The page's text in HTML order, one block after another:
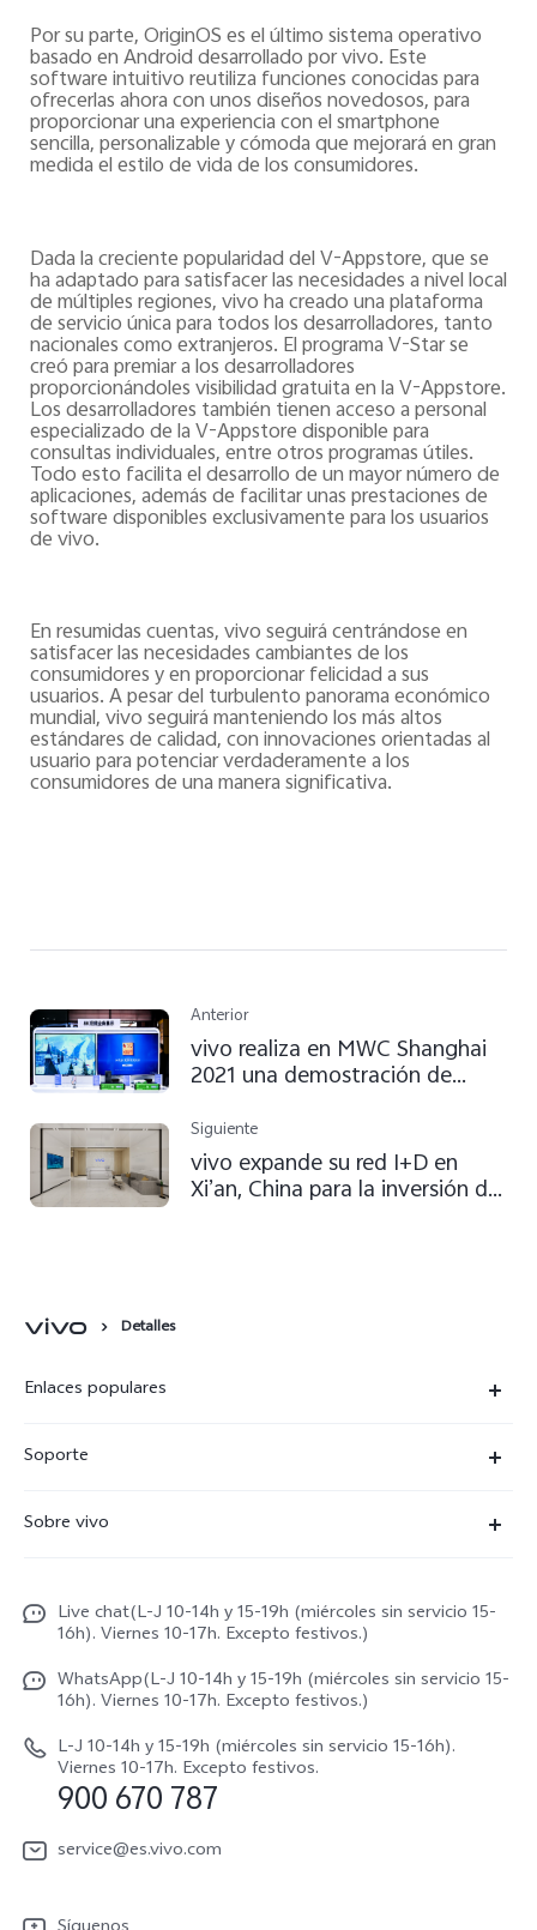
Por su parte, OriginOS es el último sistema operativo
basado en Android desarrollado por vivo. Este
software intuitivo reutiliza funciones conocidas para
ofrecerlas ahora con unos diseños novedosos, para
proporcionar una experiencia con el smartphone
sencilla, personalizable y cómoda que mejorará en gran
medida el estilo de vida de los consumidores.
Dada la creciente popularidad del V-Appstore, que se
ha adaptado para satisfacer las necesidades a nivel local
de múltiples regiones, vivo ha creado una plataforma
de servicio única para todos los desarrolladores, tanto
nacionales como extranjeros. El programa V-Star se
creó para premiar a los desarrolladores
proporcionándoles visibilidad gratuita en la V-Appstore.
Los desarrolladores también tienen acceso a personal
especializado de la V-Appstore disponible para
consultas individuales, entre otros programas útiles.
Todo esto facilita el desarrollo de un mayor número de
aplicaciones, además de facilitar unas prestaciones de
software disponibles exclusivamente para los usuarios
de vivo.
En resumidas cuentas, vivo seguirá centrándose en
satisfacer las necesidades cambiantes de los
consumidores y en proporcionar felicidad a sus
usuarios. A pesar del turbulento panorama económico
mundial, vivo seguirá manteniendo los más altos
estándares de calidad, con innovaciones orientadas al
usuario para potenciar verdaderamente a los
consumidores de una manera significativa.
Anterior
vivo realiza en MWC Shanghai
2021 una demostración de
ello la tecnología 5G mmWave
Siguiente
vivo expande su red I+D en
Xi’an, China para la inversión del
Detalles
Enlaces populares
X300
V70 5G
V70 FE
V70 Lite 5G
Y31 5G
Soporte
Autenticación de IMEI
Gestión de reparaciones
Manual de usuario
Actualización de sistema
Actualizar registro
Instrucciones de Garantía
Sobre vivo
Netiqueta vivo
Avisos legales
Acerca de nosotros
Sostenibilidad
Centro de privacidad de vivo
Live chat(L-J 10-14h y 15-19h (miércoles sin servicio 15-
16h). Viernes 10-17h. Excepto festivos.)
WhatsApp(L-J 10-14h y 15-19h (miércoles sin servicio 15-
16h). Viernes 10-17h. Excepto festivos.)
L-J 10-14h y 15-19h (miércoles sin servicio 15-16h).
Viernes 10-17h. Excepto festivos.
900 670 787
service@es.vivo.com